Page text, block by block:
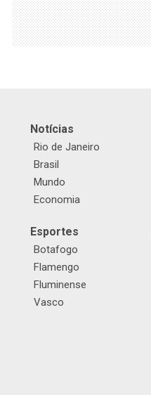
Notícias
Rio de Janeiro
Brasil
Mundo
Economia
Esportes
Botafogo
Flamengo
Fluminense
Vasco